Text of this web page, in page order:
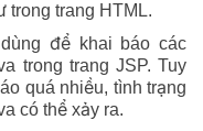
trong trang HTML.
để khai báo các
trong trang JSP. Tuy
quá nhiều, tình trạng
có thể xảy ra.